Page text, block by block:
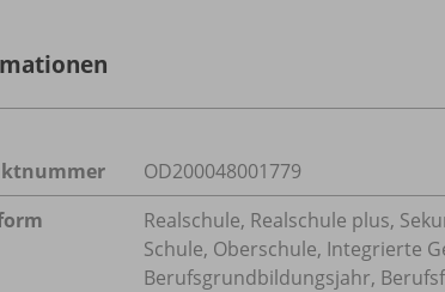
OD200048001779
Realschule, Realschule plus,
Schule, Oberschule, Integrierte
Berufsgrundbildungsjahr,